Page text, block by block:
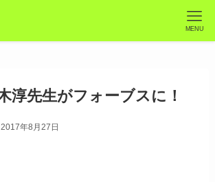
MENU
淳先生がフォーブスに！
2017年8月27日